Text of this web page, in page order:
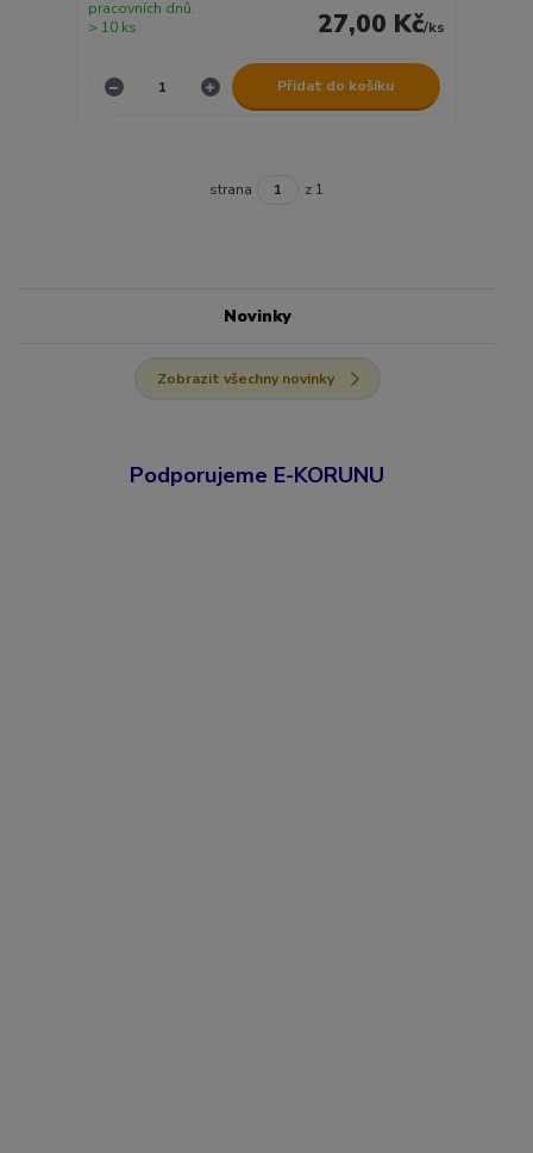
27,00 Kč/ks
pracovních dnů.
> 10 ks
Přidat do košíku
strana z 1
Novinky
Zobrazit všechny novinky
Podporujeme E-KORUNU